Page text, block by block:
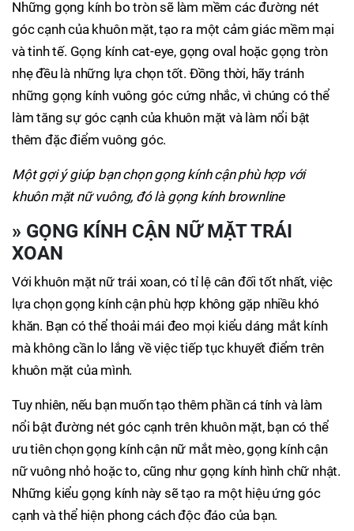
Những gọng kính bo tròn sẽ làm mềm các đường nét
góc cạnh của khuôn mặt, tạo ra một cảm giác mềm mại
và tinh tế. Gọng kính cat-eye, gọng oval hoặc gọng tròn
nhẹ đều là những lựa chọn tốt. Đồng thời, hãy tránh
những gọng kính vuông góc cứng nhắc, vì chúng có thể
làm tăng sự góc cạnh của khuôn mặt và làm nổi bật
thêm đặc điểm vuông góc.
Một gợi ý giúp bạn chọn gọng kính cận phù hợp với
khuôn mặt nữ vuông, đó là gọng kính brownline
» GỌNG KÍNH CẬN NỮ MẶT TRÁI
XOAN
Với khuôn mặt nữ trái xoan, có tỉ lệ cân đối tốt nhất, việc
lựa chọn gọng kính cận phù hợp không gặp nhiều khó
khăn. Bạn có thể thoải mái đeo mọi kiểu dáng mắt kính
mà không cần lo lắng về việc tiếp tục khuyết điểm trên
khuôn mặt của mình.
Tuy nhiên, nếu bạn muốn tạo thêm phần cá tính và làm
nổi bật đường nét góc cạnh trên khuôn mặt, bạn có thể
ưu tiên chọn gọng kính cận nữ mắt mèo, gọng kính cận
nữ vuông nhỏ hoặc to, cũng như gọng kính hình chữ nhật.
Những kiểu gọng kính này sẽ tạo ra một hiệu ứng góc
cạnh và thể hiện phong cách độc đáo của bạn.